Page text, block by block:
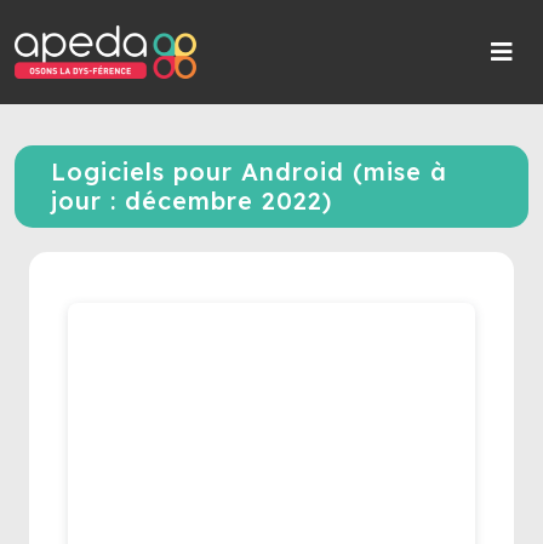
Logiciels pour Android (mise à
jour : décembre 2022)